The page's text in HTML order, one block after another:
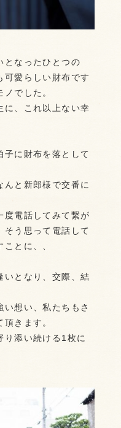
となったひとつの
可愛らしい財布です
でした。
に、これ以上ない幸
子に財布を落として
んと新郎様で交番に
度電話してみて繋が
そう思って電話して
とに、、
いとなり、交際、結
想い、私たちもさ
きます。
り添い続ける1枚に